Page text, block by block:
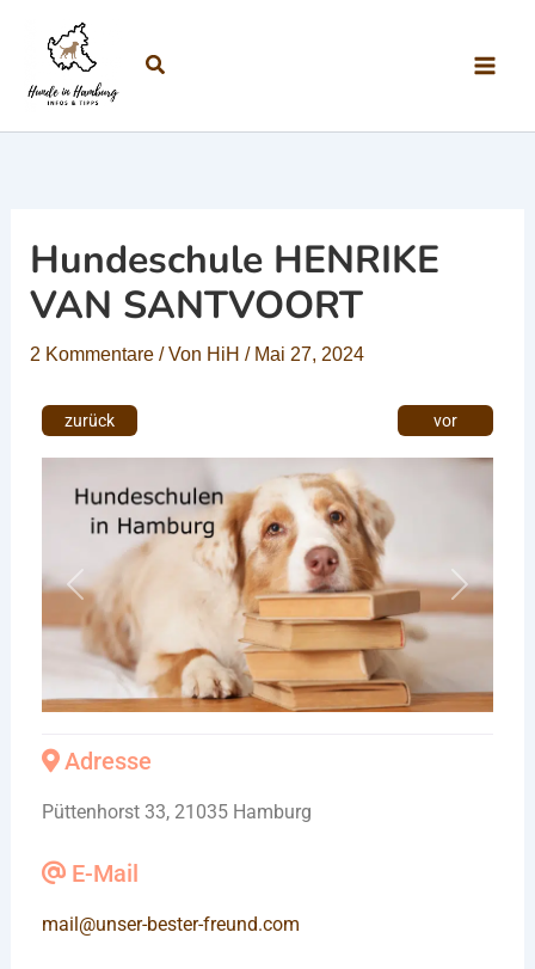
Suchen
Hundeschule HENRIKE
VAN SANTVOORT
2 Kommentare / Von HiH / Mai 27, 2024
Vorheriges
Adresse
Püttenhorst 33, 21035 Hamburg
E-Mail
mail@unser-bester-freund.com